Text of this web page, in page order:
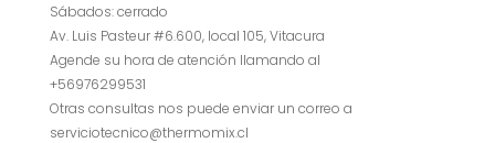
Sábados: cerrado
Av. Luis Pasteur #6.600, local 105, Vitacura
Agende su hora de atención llamando al
+56976299531
Otras consultas nos puede enviar un correo a
serviciotecnico@thermomix.cl